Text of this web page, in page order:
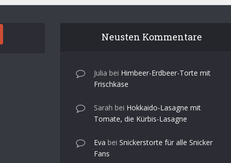
Neusten Kommentare
Julia bei Himbeer-Erdbeer-Torte mit
Frischkäse
Sarah bei Hokkaido-Lasagne mit
Tomate, die Kürbis-Lasagne
Eva bei Snickerstorte für alle Snicker
Fans